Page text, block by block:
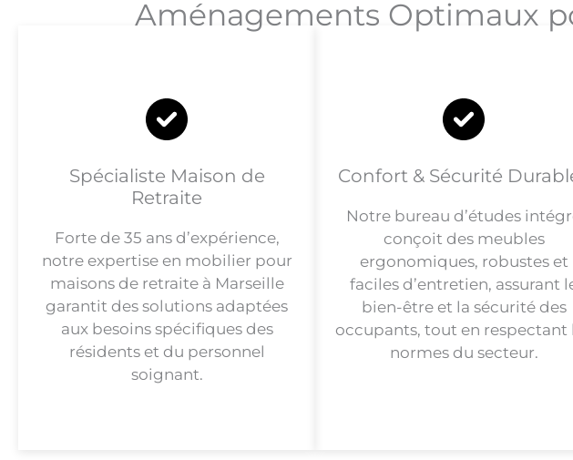
Aménagements Optimaux
Spécialiste Maison de
Retraite
Forte de 35 ans d’expérience,
notre expertise en mobilier pour
maisons de retraite à Marseille
garantit des solutions adaptées
aux besoins spécifiques des
résidents et du personnel
soignant.
Confort & Sécurité
Notre bureau d’études
conçoit des meubles
ergonomiques, robustes et
faciles d’entretien, assurant
bien-être et la sécurité des
occupants, tout en respectant
normes du secteur.